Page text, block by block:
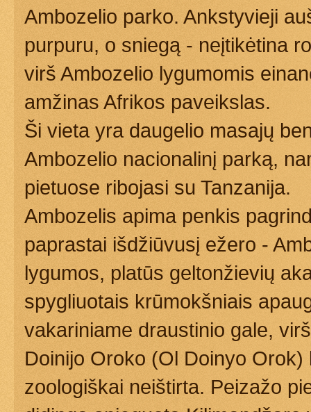
Ambozelio parko. Ankstyvieji
purpuru, o sniegą - neįtikėtina
virš Ambozelio lygumomis
amžinas Afrikos paveikslas.
Ši vieta yra daugelio masajų
Ambozelio nacionalinį parką,
pietuose ribojasi su Tanzanija.
Ambozelis apima penkis
paprastai išdžiūvusį ežero -
lygumos, platūs geltonžievių
spygliuotais krūmokšniais
vakariniame draustinio gale,
Doinijo Oroko (Ol Doinyo
zoologiškai neištirta. Peizažo